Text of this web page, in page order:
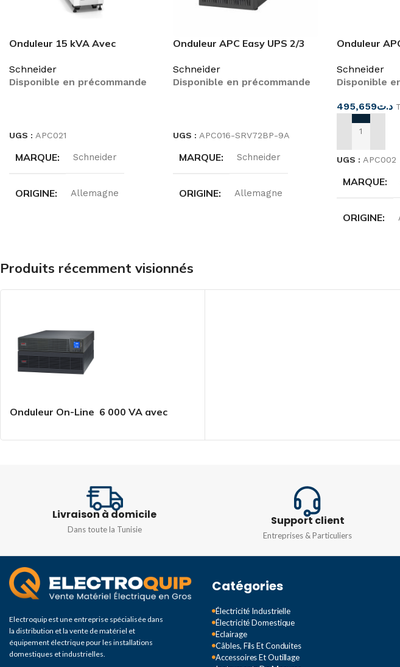
Onduleur 15 kVA Avec
autonomie de 9 minutes
Schneider
Disponible en précommande
UGS : APC021
MARQUE Schneider
ORIGINE Allemagne
PUISSANCE 15KVA
E3SUPS15KHB1
Onduleur APC Easy UPS 2/3
ligne SRV72BP-9A
Schneider
Disponible en précommande
UGS : APC016-SRV72BP-9A
MARQUE Schneider
ORIGINE Allemagne
PUISSANCE
Onduleur
Schneider
Disponible
د.ت495,659
AJOUTER AU
UGS : APC002
MARQUE
ORIGINE
PUISSANCE
Produits récemment visionnés
Onduleur On-Line 6 000 VA avec
Livraison à domicile
Dans toute la Tunisie
Support client
Entreprises & Particuliers
Electroquip est une entreprise spécialisée dans
la distribution et la vente de matériel et
équipement électrique pour les installations
domestiques et industrielles.
Catégories
Électricité Industrielle
Électricité Domestique
Eclairage
Câbles, Fils Et Conduites
Accessoires Et Outillage